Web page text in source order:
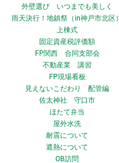
外壁選び いつまでも美しく
雨天決行！地鎮祭（in神戸市北区）
上棟式
固定資産税評価額
FP関西 合同支部会
不動産業 講習
FP現場看板
見えないこだわり 配管編
佐太神社 守口市
ほたて弁当
屋外水洗
耐震について
遮熱について
OB訪問